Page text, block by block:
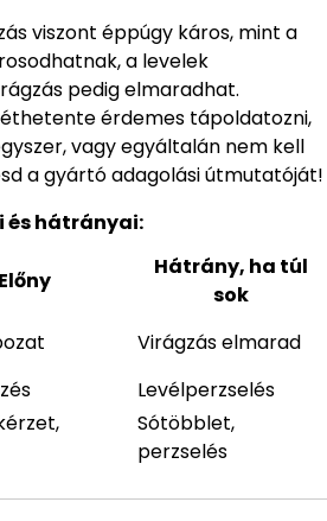
viszont éppúgy káros, mint a
a levelek
pedig elmaradhat.
érdemes tápoldatozni,
vagy egyáltalán nem kell
a gyártó adagolási útmutatóját!
és hátrányai:
Előny
Hátrány, ha túl
sok
Virágzás elmarad
Levélperzselés
Sótöbblet,
perzselés